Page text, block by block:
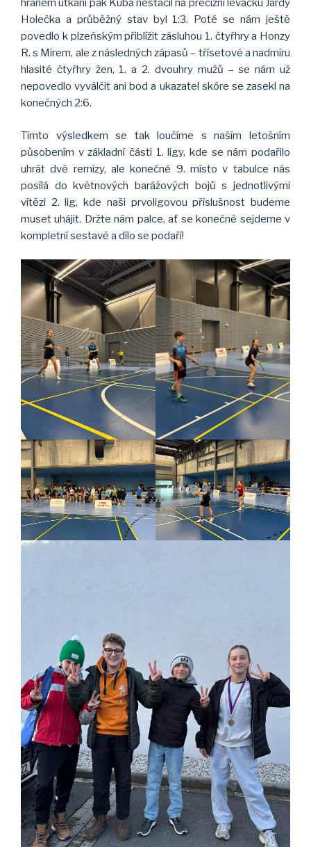
hraném utkání pak Kuba nestačil na precizní levačku Jardy
Holečka a průběžný stav byl 1:3. Poté se nám ještě
povedlo k plzeńským přiblížit zásluhou 1. čtyřhry a Honzy
R. s Mirem, ale z následných zápasů – třísetové a nadmíru
hlasité čtyřhry žen, 1. a 2. dvouhry mužů – se nám už
nepovedlo vyválčit ani bod a ukazatel skóre se zasekl na
konečných 2:6.
Tímto výsledkem se tak loučíme s naším letošním
působením v základní části 1. ligy, kde se nám podařilo
uhrát dvě remízy, ale konečné 9. místo v tabulce nás
posílá do květnových barážových bojů s jednotlivými
vítězi 2. lig, kde naši prvoligovou příslušnost budeme
muset uhájit. Držte nám palce, ať se konečně sejdeme v
kompletní sestavě a dílo se podaří!